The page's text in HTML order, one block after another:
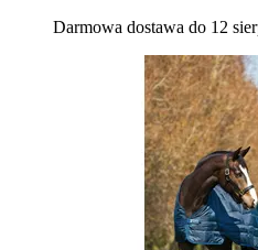
Darmowa dostawa do 12